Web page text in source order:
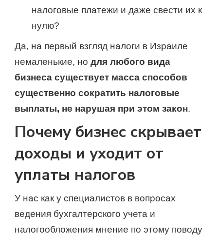
налоговые платежи и даже свести их к
нулю?
Да, на первый взгляд налоги в Израиле
немаленькие, но для любого вида
бизнеса существует масса способов
существенно сократить налоговые
выплаты, не нарушая при этом закон.
Почему бизнес скрывает
доходы и уходит от
уплаты налогов
У нас как у специалистов в вопросах
ведения бухгалтерского учета и
налогообложения мнение по этому поводу